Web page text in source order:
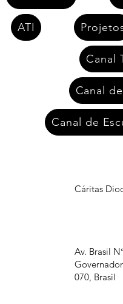
Cáritas
Av. Brasil
070, Brasil
ATI
Canal
Canal
Canal de